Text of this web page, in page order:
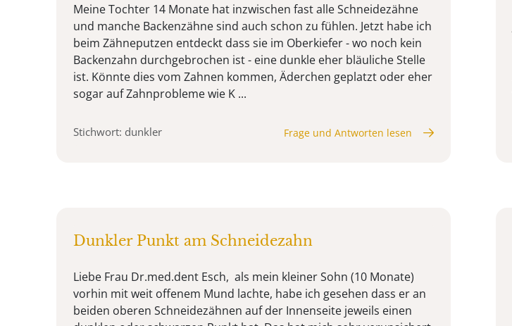
Meine Tochter 14 Monate hat inzwischen fast alle Schneidezähne
und manche Backenzähne sind auch schon zu fühlen. Jetzt habe ich
beim Zähneputzen entdeckt dass sie im Oberkiefer - wo noch kein
Backenzahn durchgebrochen ist - eine dunkle eher bläuliche Stelle
ist. Könnte dies vom Zahnen kommen, Äderchen geplatzt oder eher
sogar auf Zahnprobleme wie K ...
Stichwort: dunkler Frage und Antworten lesen
Dunkler Punkt am Schneidezahn
Liebe Frau Dr.med.dent Esch, als mein kleiner Sohn (10 Monate)
vorhin mit weit offenem Mund lachte, habe ich gesehen dass er an
beiden oberen Schneidezähnen auf der Innenseite jeweils einen